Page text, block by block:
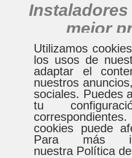
mejor
HORARIO
De Lunes a
8:30h a 20:30h
Utilizamos
los usos de
adaptar el
nuestros
sociales. Puedes
tu
cookies puede
Para más
nuestra Política